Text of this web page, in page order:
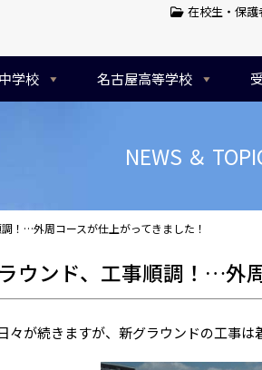
学校 名古屋高等学校
在校生・保護
NEWS ＆
！…外周コースが仕上がってきました！
ウンド、工事順調！…外
々が続きますが、新グラウンドの工事は